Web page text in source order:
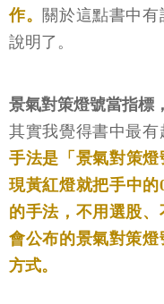
作。 關於這點書中
說明了。
景氣對策燈號當指標
其實我覺得書中最有
手法是「景氣對策燈
現黃紅燈就把手中
的手法，不用選股
會公布的景氣對策
方式。